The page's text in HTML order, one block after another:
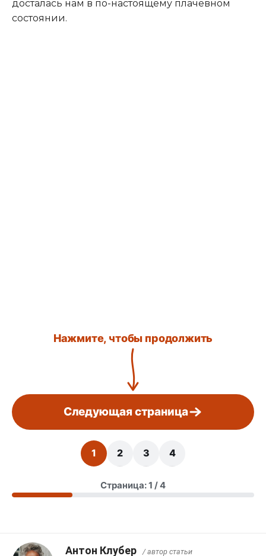
досталась нам в по-настоящему плачевном
состоянии.
Нажмите, чтобы продолжить
Следующая страница
1 2 3 4
Страница: 1 / 4
Антон Клубер / автор статьи